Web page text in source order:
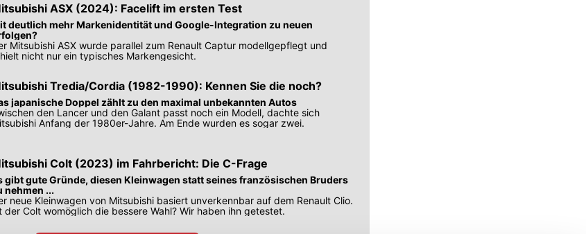
ASX (2024): Facelift im ersten Test
deutlich mehr Markenidentität und Google-Integration zu neuen
Mitsubishi ASX wurde parallel zum Renault Captur modellgepflegt und
nicht nur ein typisches Markengesicht.
Tredia/Cordia (1982-1990): Kennen Sie die noch?
japanische Doppel zählt zu den maximal unbekannten Autos
den Lancer und den Galant passt noch ein Modell, dachte sich
Anfang der 1980er-Jahre. Am Ende wurden es sogar zwei.
Colt (2023) im Fahrbericht: Die C-Frage
gibt gute Gründe, diesen Kleinwagen statt seines französischen Bruders
nehmen ...
neue Kleinwagen von Mitsubishi basiert unverkennbar auf dem Renault Clio.
der Colt womöglich die bessere Wahl? Wir haben ihn getestet.